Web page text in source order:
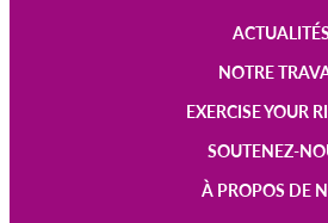
NOTRE
EXERCISE YOUR
SOUTENEZ-
À PROPOS DE